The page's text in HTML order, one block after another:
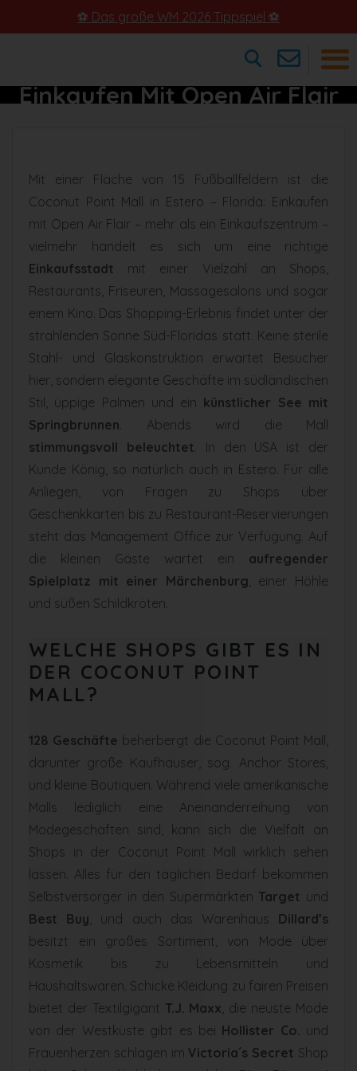
⚽ Das große WM 2026 Tippspiel ⚽
×
Coconut Point Mall –
Einkaufen Mit Open Air Flair
Mit einer Fläche von 15 Fußballfeldern ist die
Coconut Point Mall in Estero – Florida: Einkaufen
mit Open Air Flair – mehr als ein Einkaufszentrum –
vielmehr handelt es sich um eine richtige
Einkaufsstadt mit einer Vielzahl an Shops,
Restaurants, Friseuren, Massagesalons und sogar
einem Kino. Das Shopping-Erlebnis findet unter der
strahlenden Sonne Süd-Floridas statt. Keine sterile
Stahl- und Glaskonstruktion erwartet Besucher
hier, sondern elegante Geschäfte im südländischen
Stil, üppige Palmen und ein künstlicher See mit
Springbrunnen. Abends wird die Mall
stimmungsvoll beleuchtet. In den USA ist der
Kunde König, so natürlich auch in Estero. Für alle
Anliegen, von Fragen zu Shops über
Geschenkkarten bis zu Restaurant-Reservierungen
steht das Management Office zur Verfügung. Auf
die kleinen Gäste wartet ein aufregender
Spielplatz mit einer Märchenburg , einer Höhle
und süßen Schildkröten.
WELCHE SHOPS GIBT ES IN
DER COCONUT POINT
MALL?
128 Geschäfte beherbergt die Coconut Point Mall,
darunter große Kaufhäuser, sog. Anchor Stores,
und kleine Boutiquen. Während viele amerikanische
Malls lediglich eine Aneinanderreihung von
Modegeschäften sind, kann sich die Vielfalt an
Shops in der Coconut Point Mall wirklich sehen
lassen. Alles für den täglichen Bedarf bekommen
Selbstversorger in den Supermärkten Target und
Best Buy , und auch das Warenhaus Dillard’s
besitzt ein großes Sortiment, von Mode über
Kosmetik bis zu Lebensmitteln und
Haushaltswaren. Schicke Kleidung zu fairen Preisen
bietet der Textilgigant T.J. Maxx , die neuste Mode
von der Westküste gibt es bei Hollister Co. und
Frauenherzen schlagen imVictoria´s Secret Shop